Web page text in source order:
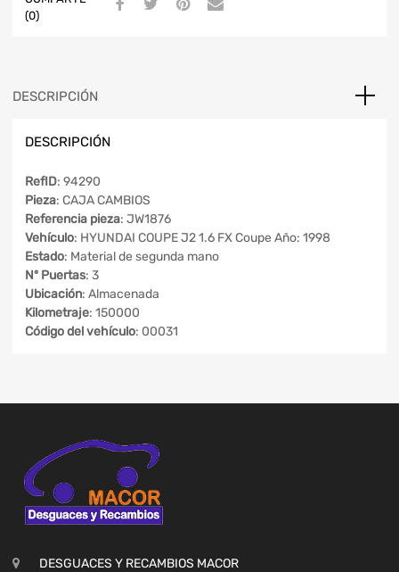
(0)
DESCRIPCIÓN
DESCRIPCIÓN
RefID: 94290
Pieza: CAJA CAMBIOS
Referencia pieza: JW1876
Vehículo: HYUNDAI COUPE J2 1.6 FX Coupe Año: 1998
Estado: Material de segunda mano
Nº Puertas: 3
Ubicación: Almacenada
Kilometraje: 150000
Código del vehículo: 00031
DESGUACES Y RECAMBIOS MACOR